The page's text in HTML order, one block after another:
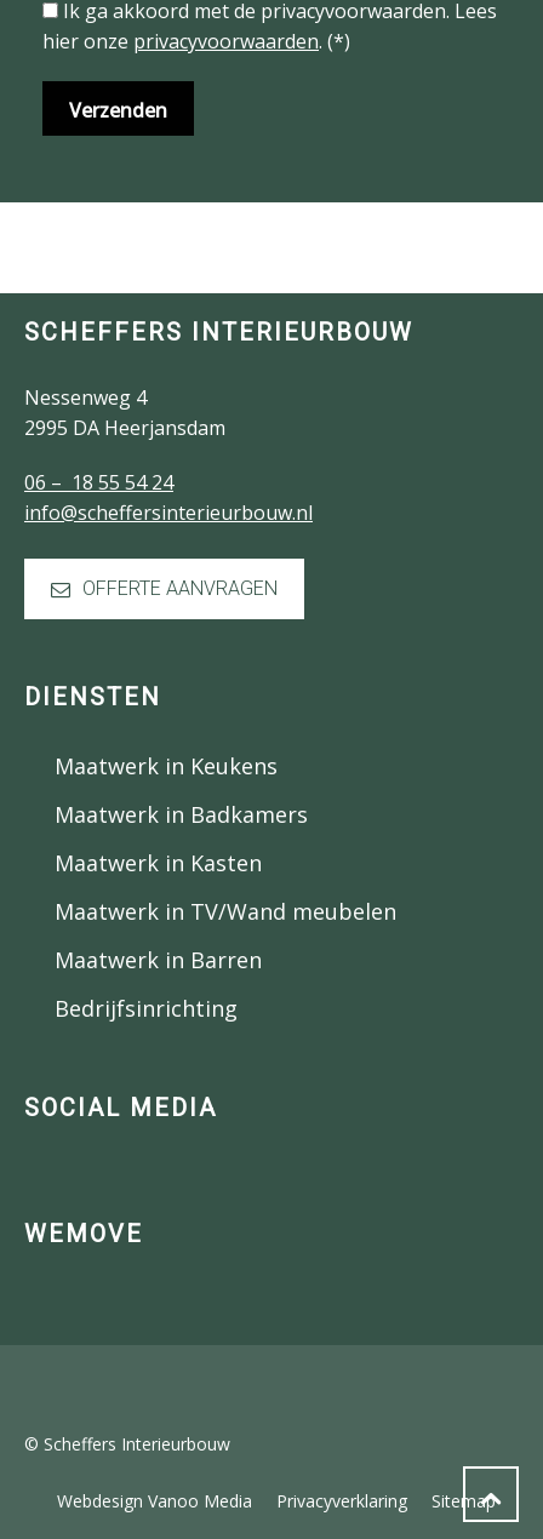
Ik ga akkoord met de privacyvoorwaarden. Lees
hier onze privacyvoorwaarden. (*)
SCHEFFERS INTERIEURBOUW
Nessenweg 4
2995 DA Heerjansdam
06 – 18 55 54 24
info@scheffersinterieurbouw.nl
OFFERTE AANVRAGEN
DIENSTEN
Maatwerk in Keukens
Maatwerk in Badkamers
Maatwerk in Kasten
Maatwerk in TV/Wand meubelen
Maatwerk in Barren
Bedrijfsinrichting
SOCIAL MEDIA
WEMOVE
© Scheffers Interieurbouw
Webdesign Vanoo Media Privacyverklaring Sitemap